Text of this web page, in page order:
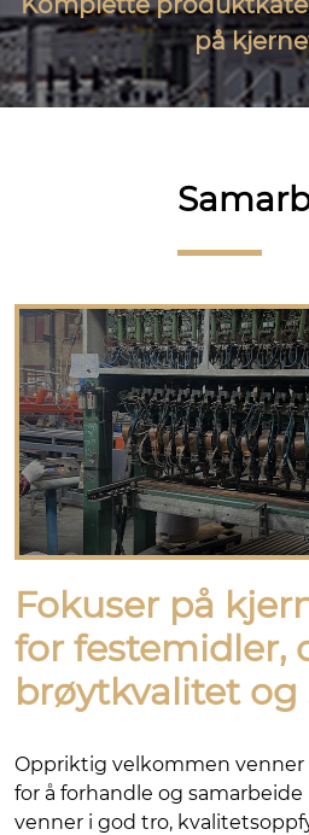
på
Fokuser på
for festemidler,
brøytkvalitet og
Oppriktig velkommen venner
for å forhandle og
venner i god tro,